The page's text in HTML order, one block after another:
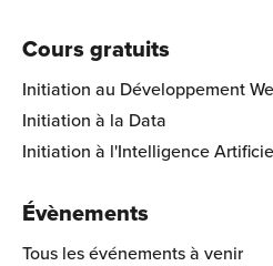
Cours gratuits
Initiation au Développement
Initiation à la Data
Initiation à l'Intelligence
Évènements
Tous les événements à venir